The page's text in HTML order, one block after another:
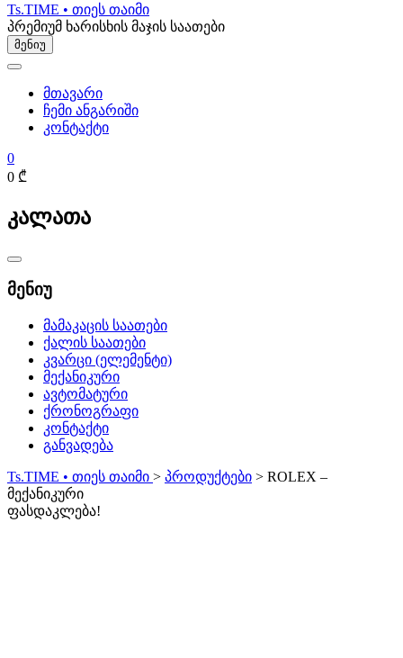
Ts.TIME • თიეს თაიმი
პრემიუმ ხარისხის მაჯის საათები
მენიუ
მთავარი
ჩემი ანგარიში
კონტაქტი
0
0 ₾
კალათა
Catalog
Menu
მენიუ
მამაკაცის საათები
ქალის საათები
კვარცი (ელემენტი)
მექანიკური
ავტომატური
ქრონოგრაფი
კონტაქტი
განვადება
Ts.TIME • თიეს თაიმი > პროდუქტები > ROLEX –
მექანიკური
ფასდაკლება!